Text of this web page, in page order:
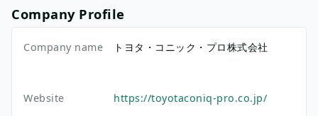
Company Profile
Company name トヨタ・コニック・プロ株式会社
Website https://toyotaconiq-pro.co.jp/